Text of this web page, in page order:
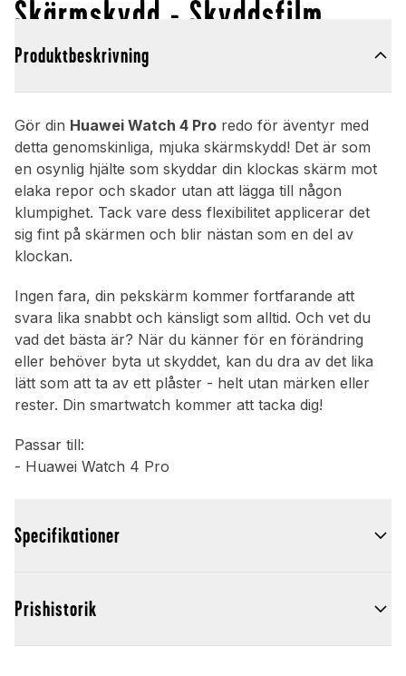
Skärmskydd - Skyddsfilm
Produktbeskrivning
Gör din Huawei Watch 4 Pro redo för äventyr med
detta genomskinliga, mjuka skärmskydd! Det är som
en osynlig hjälte som skyddar din klockas skärm mot
elaka repor och skador utan att lägga till någon
klumpighet. Tack vare dess flexibilitet applicerar det
sig fint på skärmen och blir nästan som en del av
klockan.
Ingen fara, din pekskärm kommer fortfarande att
svara lika snabbt och känsligt som alltid. Och vet du
vad det bästa är? När du känner för en förändring
eller behöver byta ut skyddet, kan du dra av det lika
lätt som att ta av ett plåster - helt utan märken eller
rester. Din smartwatch kommer att tacka dig!
Passar till:
- Huawei Watch 4 Pro
Specifikationer
Prishistorik